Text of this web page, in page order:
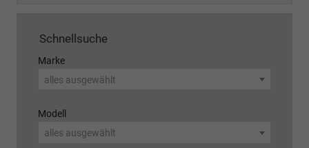
Schnellsuche
Marke
alles ausgewählt
Modell
alles ausgewählt